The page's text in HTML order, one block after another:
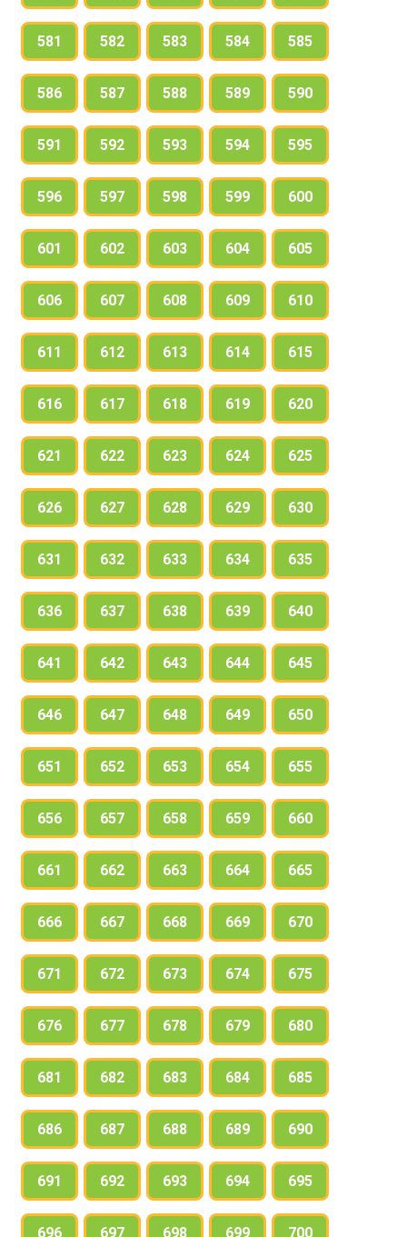
581 582 583 584 585
586 587 588 589 590
591 592 593 594 595
596 597 598 599 600
601 602 603 604 605
606 607 608 609 610
611 612 613 614 615
616 617 618 619 620
621 622 623 624 625
626 627 628 629 630
631 632 633 634 635
636 637 638 639 640
641 642 643 644 645
646 647 648 649 650
651 652 653 654 655
656 657 658 659 660
661 662 663 664 665
666 667 668 669 670
671 672 673 674 675
676 677 678 679 680
681 682 683 684 685
686 687 688 689 690
691 692 693 694 695
696 697 698 699 700